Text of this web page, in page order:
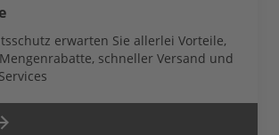
erwarten Sie allerlei Vorteile,
schneller Versand und